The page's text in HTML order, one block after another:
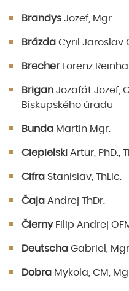
Brandys Jozef, Mgr.
Brázda Cyril Jaroslav
BrecherLorenz
Brigan Jozafát Jozef,
Biskupského úradu
Bunda Martin Mgr.
Ciepielski Artur, PhD.,
Cifra Stanislav, ThLic.
Čaja Andrej ThDr.
ČiernyFilip Andrej
Deutscha Gabriel, Mgr.
Dobra Mykola, CM,